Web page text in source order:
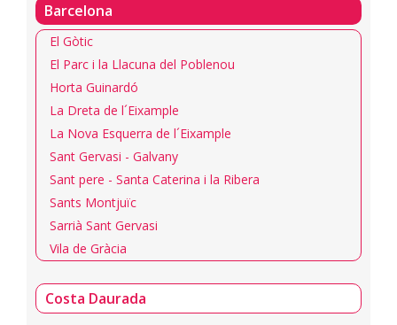
Barcelona
El Gòtic
El Parc i la Llacuna del Poblenou
Horta Guinardó
La Dreta de l´Eixample
La Nova Esquerra de l´Eixample
Sant Gervasi - Galvany
Sant pere - Santa Caterina i la Ribera
Sants Montjuïc
Sarrià Sant Gervasi
Vila de Gràcia
Costa Daurada